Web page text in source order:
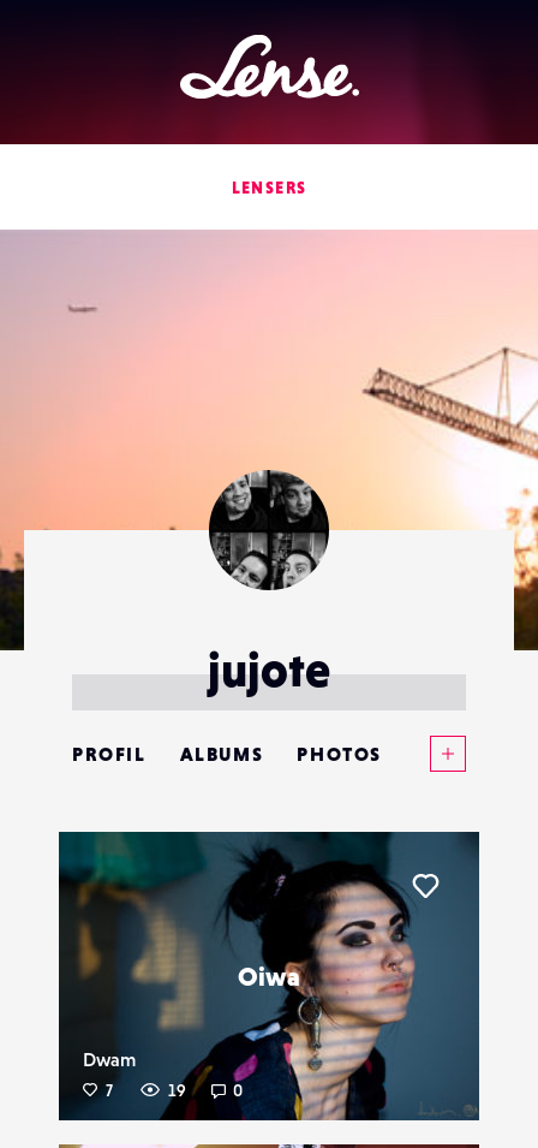
Lense
LENSERS
jujote
PROFIL ALBUMS PHOTOS
MATÉRIELS
CONTACTS
ÉVÉNEMENTS
FAVORIS
Oiwa
Dwam
7 19 0